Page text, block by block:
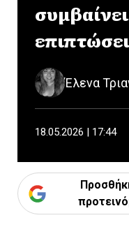
Έλενα
18.05.2026 | 17:44